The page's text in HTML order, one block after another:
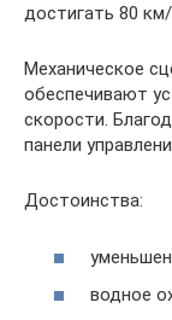
достигать 80
Механическое
обеспечивают
скорости.
панели
Достоинства:
водное